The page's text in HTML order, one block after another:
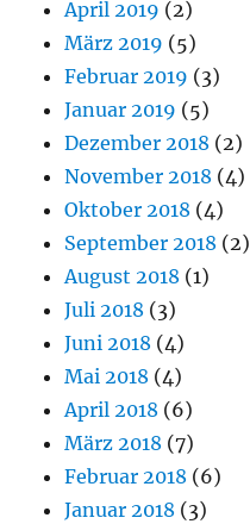
April 2019 (2)
März 2019 (5)
Februar 2019 (3)
Januar 2019 (5)
Dezember 2018 (2)
November 2018 (4)
Oktober 2018 (4)
September 2018 (2)
August 2018 (1)
Juli 2018 (3)
Juni 2018 (4)
Mai 2018 (4)
April 2018 (6)
März 2018 (7)
Februar 2018 (6)
Januar 2018 (3)